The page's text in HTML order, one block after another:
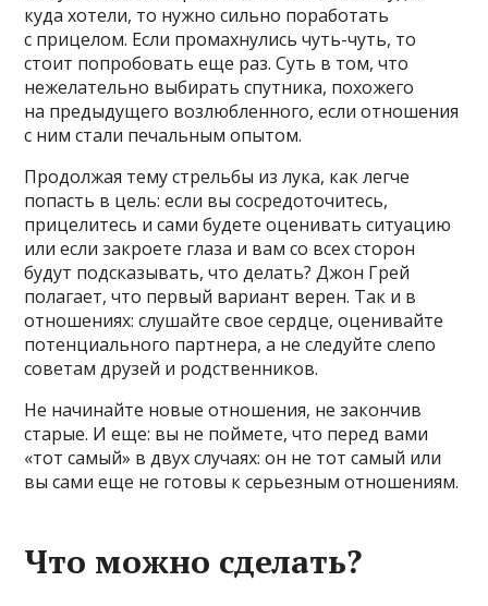
куда хотели, то нужно сильно поработать
с прицелом. Если промахнулись чуть-чуть, то
стоит попробовать еще раз. Суть в том, что
нежелательно выбирать спутника, похожего
на предыдущего возлюбленного, если отношения
с ним стали печальным опытом.
Продолжая тему стрельбы из лука, как легче
попасть в цель: если вы сосредоточитесь,
прицелитесь и сами будете оценивать ситуацию
или если закроете глаза и вам со всех сторон
будут подсказывать, что делать? Джон Грей
полагает, что первый вариант верен. Так и в
отношениях: слушайте свое сердце, оценивайте
потенциального партнера, а не следуйте слепо
советам друзей и родственников.
Не начинайте новые отношения, не закончив
старые. И еще: вы не поймете, что перед вами
«тот самый» в двух случаях: он не тот самый или
вы сами еще не готовы к серьезным отношениям.
Что можно сделать?